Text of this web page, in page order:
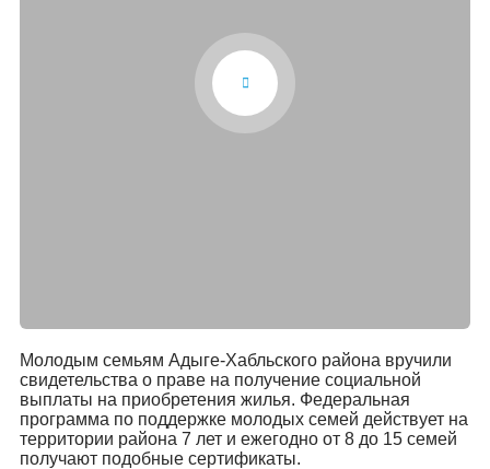
Молодым семьям Адыге-Хабльского района вручили
свидетельства о праве на получение социальной
выплаты на приобретения жилья. Федеральная
программа по поддержке молодых семей действует на
территории района 7 лет и ежегодно от 8 до 15 семей
получают подобные сертификаты.